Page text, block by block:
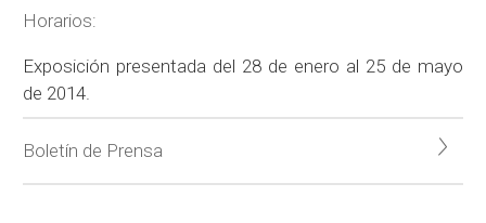
Horarios:
Exposición presentada del 28 de enero al 25 de mayo
de 2014.
Boletín de Prensa